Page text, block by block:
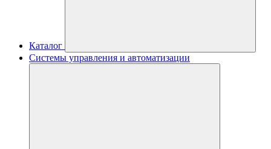
Каталог
Системы управления и автоматизации